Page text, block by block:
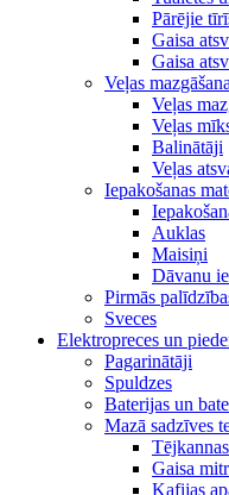
Pārējie
Gaisa
Gaisa
Veļas
Veļas
Veļas
Balinātāji
Veļas
Iepakošanas
Auklas
Maisiņi
Dāvanu
Pirmās
Sveces
Elektropreces un
Pagarinātāji
Spuldzes
Baterijas un
Mazā sadzīves
Tējkannas
Gaisa
Kafijas